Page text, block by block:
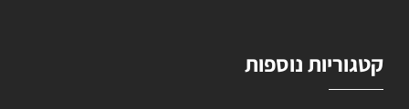
קטגוריות נוספות